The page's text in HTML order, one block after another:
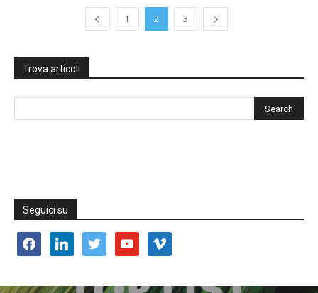
1 2 3
Trova articoli
Seguici su
facebooklinkedin twitter youtube vimeo